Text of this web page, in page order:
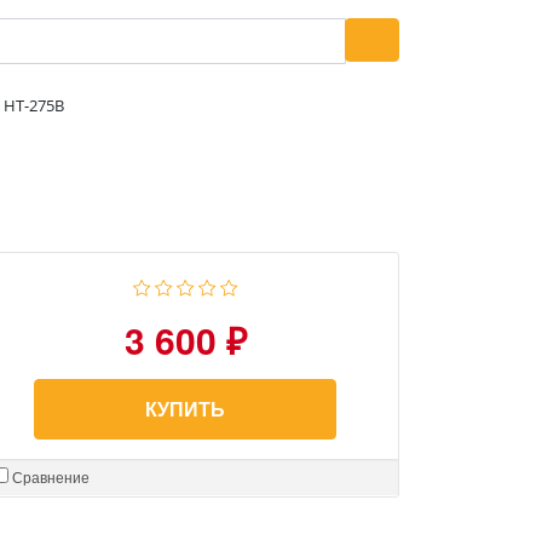
275B
3 600 ₽
КУПИТЬ
Сравнение